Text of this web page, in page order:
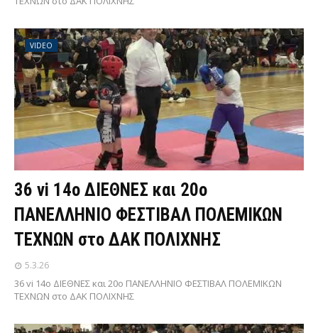
VIDEO
36 vi 14ο ΔΙΕΘΝΕΣ και 20ο
ΠΑΝΕΛΛΗΝΙΟ ΦΕΣΤΙΒΑΛ ΠΟΛΕΜΙΚΩΝ
ΤΕΧΝΩΝ στο ΔΑΚ ΠΟΛΙΧΝΗΣ
5.3.26
36 vi 14ο ΔΙΕΘΝΕΣ και 20ο ΠΑΝΕΛΛΗΝΙΟ ΦΕΣΤΙΒΑΛ ΠΟΛΕΜΙΚΩΝ
ΤΕΧΝΩΝ στο ΔΑΚ ΠΟΛΙΧΝΗΣ